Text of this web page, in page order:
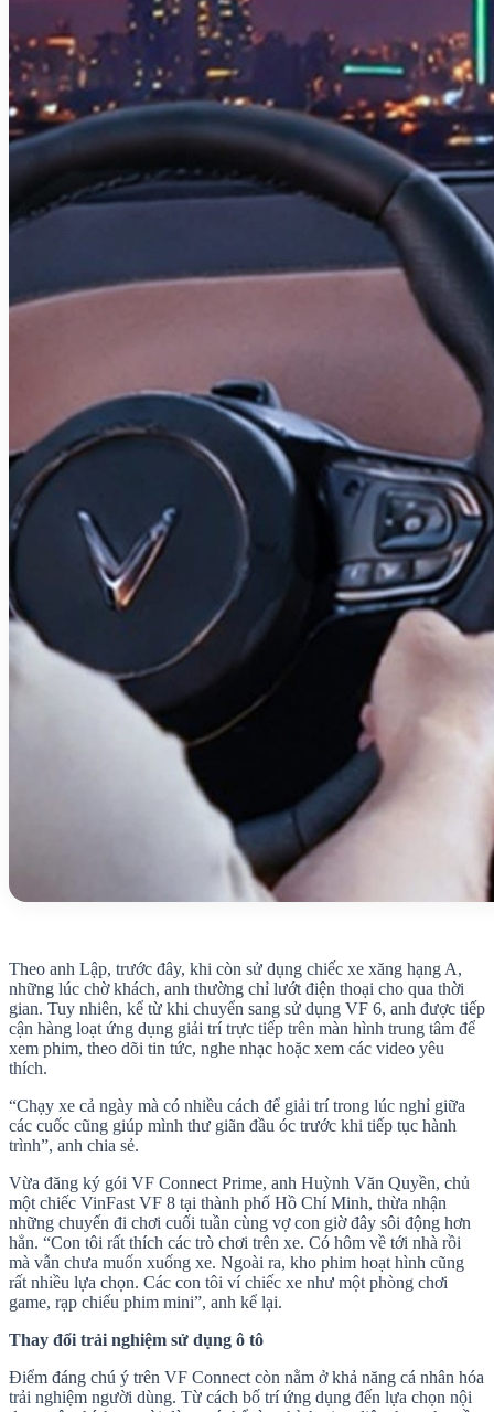
Theo anh Lập, trước đây, khi còn sử dụng chiếc xe xăng hạng A,
những lúc chờ khách, anh thường chỉ lướt điện thoại cho qua thời
gian. Tuy nhiên, kể từ khi chuyển sang sử dụng VF 6, anh được tiếp
cận hàng loạt ứng dụng giải trí trực tiếp trên màn hình trung tâm để
xem phim, theo dõi tin tức, nghe nhạc hoặc xem các video yêu
thích.
“Chạy xe cả ngày mà có nhiều cách để giải trí trong lúc nghỉ giữa
các cuốc cũng giúp mình thư giãn đầu óc trước khi tiếp tục hành
trình”, anh chia sẻ.
Vừa đăng ký gói VF Connect Prime, anh Huỳnh Văn Quyền, chủ
một chiếc VinFast VF 8 tại thành phố Hồ Chí Minh, thừa nhận
những chuyến đi chơi cuối tuần cùng vợ con giờ đây sôi động hơn
hẳn. “Con tôi rất thích các trò chơi trên xe. Có hôm về tới nhà rồi
mà vẫn chưa muốn xuống xe. Ngoài ra, kho phim hoạt hình cũng
rất nhiều lựa chọn. Các con tôi ví chiếc xe như một phòng chơi
game, rạp chiếu phim mini”, anh kể lại.
Thay đổi trải nghiệm sử dụng ô tô
Điểm đáng chú ý trên VF Connect còn nằm ở khả năng cá nhân hóa
trải nghiệm người dùng. Từ cách bố trí ứng dụng đến lựa chọn nội